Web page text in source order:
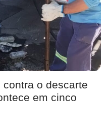
o descarte
em cinco